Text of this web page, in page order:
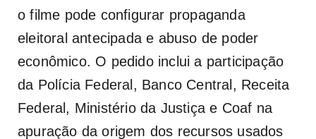
o filme pode configurar propaganda
eleitoral antecipada e abuso de poder
econômico. O pedido inclui a participação
da Polícia Federal, Banco Central, Receita
Federal, Ministério da Justiça e Coaf na
apuração da origem dos recursos usados